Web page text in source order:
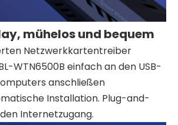
mühelos und bequem
Netzwerkkartentreiber
WTN6500B einfach an den USB-
anschließen
Installation. Plug-and-
Internetzugang.